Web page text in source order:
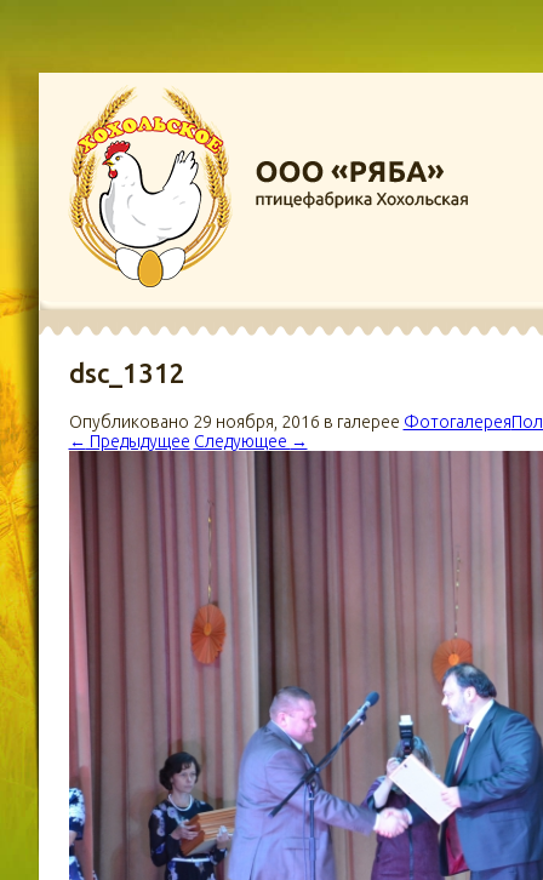
dsc_1312
Опубликовано 29 ноября, 2016 в галерее Фотогалерея
← Предыдущее Следующее →